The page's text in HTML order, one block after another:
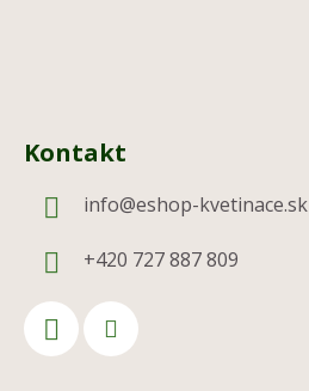
Kontakt
info@eshop-kvetinace.sk
+420 727 887 809